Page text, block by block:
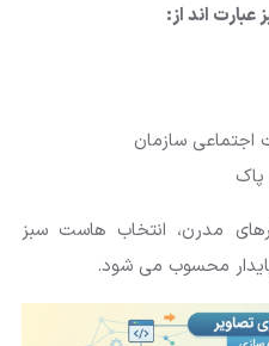
اند از:
سازمان
پاک
مدرن، انتخاب هاست سبز
محسوب می شود.